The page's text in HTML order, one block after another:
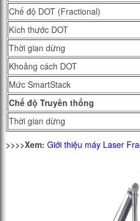
Chế độ DOT (Fractional)
Kích thước DOT
Thời gian dừng
Khoảng cách DOT
Mức SmartStack
Chế độ Truyền thống
Thời gian dừng
>>>>Xem: Giới thiệu máy Laser